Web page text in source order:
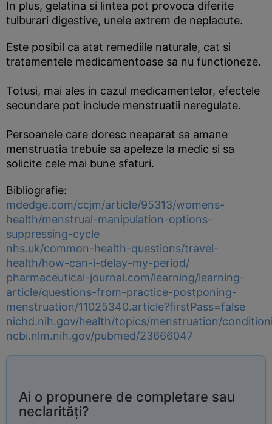
In plus, gelatina si lintea pot provoca diferite
tulburari digestive, unele extrem de neplacute.
Este posibil ca atat remediile naturale, cat si
tratamentele medicamentoase sa nu functioneze.
Totusi, mai ales in cazul medicamentelor, efectele
secundare pot include menstruatii neregulate.
Persoanele care doresc neaparat sa amane
menstruatia trebuie sa apeleze la medic si sa
solicite cele mai bune sfaturi.
Bibliografie:
mdedge.com/ccjm/article/95313/womens-
health/menstrual-manipulation-options-
suppressing-cycle
nhs.uk/common-health-questions/travel-
health/how-can-i-delay-my-period/
pharmaceutical-journal.com/learning/learning-
article/questions-from-practice-postponing-
menstruation/11025340.article?firstPass=false
nichd.nih.gov/health/topics/menstruation/
ncbi.nlm.nih.gov/pubmed/23666047
Ai o propunere de completare sau
neclarități?